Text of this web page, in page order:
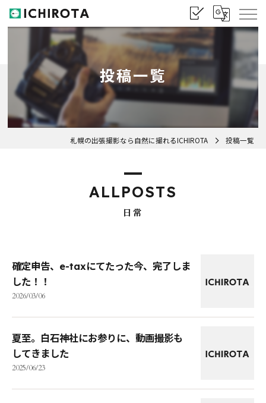
投稿一覧
札幌の出張撮影なら自然に撮れるICHIROTA 投稿一覧
ALLPOSTS
日常
確定申告、e-taxにてたった今、完了しま
した！！
2026/03/06
夏至。白石神社にお参りに、動画撮影も
してきました
2025/06/23